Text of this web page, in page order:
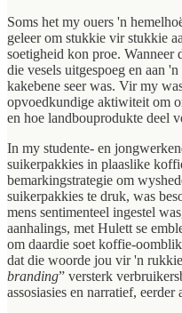
Soms het my ouers 'n
geleer om stukkie vir stukkie
soetigheid kon proe. Wanneer
die vesels uitgespoeg en aan
kakebene seer was. Vir my
opvoedkundige aktiwiteit om
en hoe landbouprodukte deel
In my studente- en
suikerpakkies in plaaslike
bemarkingstrategie om
suikerpakkies te druk, was
mens sentimenteel ingestel
aanhalings, met Hulett se
om daardie soet koffie-
dat die woorde jou vir 'n
branding” versterk
assosiasies en narratief,